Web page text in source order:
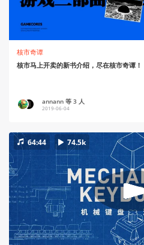
核市奇谭
核市马上开卖的新书介绍，尽在核市奇谭！
annann 等 3 人
2019-06-04
64:44 74.5k